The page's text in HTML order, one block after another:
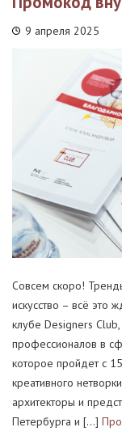
9 апреля 2025
Совсем скоро!
искусство – всё это
клубе Designers
профессионалов в
которое пройдет с
креативного
архитекторы и
Петербурга и […]